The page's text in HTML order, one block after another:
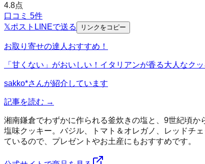
4.8点
口コミ 5件
𝕏ポスト LINEで送る リンクをコピー
お取り寄せの達人おすすめ！
「甘くない」がおいしい！イタリアンが香る大人なク
sakko*さんが紹介しています
記事を読む →
湘南鎌倉でわずかに作られる釜炊きの塩と、9世紀頃
塩味クッキー。バジル、トマト＆オレガノ、レッドチ
ているので、プレゼントやお土産にもおすすめです。